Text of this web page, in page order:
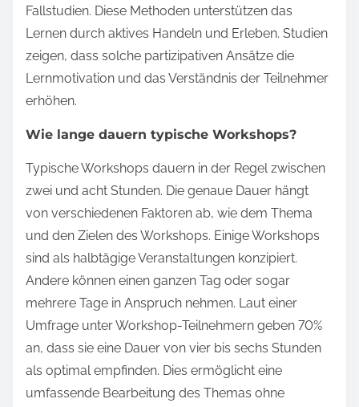
Fallstudien. Diese Methoden unterstützen das
Lernen durch aktives Handeln und Erleben. Studien
zeigen, dass solche partizipativen Ansätze die
Lernmotivation und das Verständnis der Teilnehmer
erhöhen.
Wie lange dauern typische Workshops?
Typische Workshops dauern in der Regel zwischen
zwei und acht Stunden. Die genaue Dauer hängt
von verschiedenen Faktoren ab, wie dem Thema
und den Zielen des Workshops. Einige Workshops
sind als halbtägige Veranstaltungen konzipiert.
Andere können einen ganzen Tag oder sogar
mehrere Tage in Anspruch nehmen. Laut einer
Umfrage unter Workshop-Teilnehmern geben 70%
an, dass sie eine Dauer von vier bis sechs Stunden
als optimal empfinden. Dies ermöglicht eine
umfassende Bearbeitung des Themas ohne